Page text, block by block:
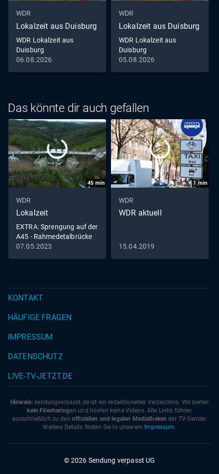
WDR
Lokalzeit aus Duisburg
WDR Lokalzeit aus
Duisburg
06.08.2026
WDR
Lokalzeit aus Duisburg
WDR Lokalzeit aus
Duisburg
05.08.2026
Das könnte dir auch gefallen
45 min
WDR
Lokalzeit
EXTRA: Sprengung auf der
A45 - Rahmedetalbrücke
in Lüdenscheid fällt
07.05.2023
1min
WDR
WDR aktuell
15.04.2019
KONTAKT
HÄUFIGE FRAGEN
IMPRESSUM
DATENSCHUTZ
LIVE-TV-JETZT.DE
Hinweis: sendungverpasst.de ist ein redaktionelles Verzeichnis. Wir bieten
kein Filesharingan und hosten keine Videos. Alle Links führen
ausschließlich zu den offiziellen und legalen Mediatheken der TV-Sender.
Weitere Details finden Sie in unserem Impressum.
© 2026 Sendung verpasst UG